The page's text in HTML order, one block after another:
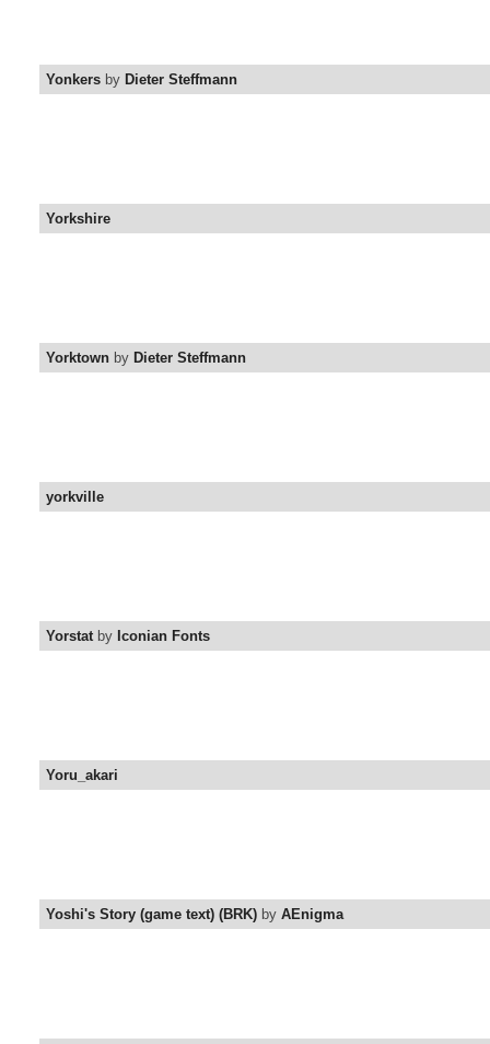
Yonkers by Dieter Steffmann
Yorkshire
Yorktown by Dieter Steffmann
yorkville
Yorstatby Iconian Fonts
Yoru_akari
Yoshi's Story (game text) (BRK) by AEnigma